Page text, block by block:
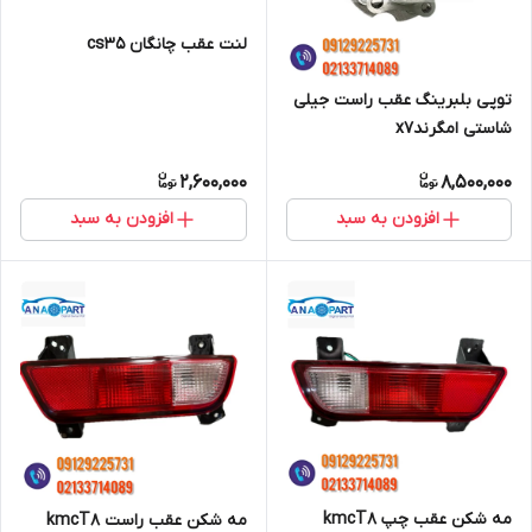
توپی بلبرینگ عقب راست جیلی
شاستی امگرندx7
8,500,000
افزودن به سبد
لنت عقب چانگان cs35
2,600,000
افزودن به سبد
مه شکن عقب چپ kmcT8 مه شکن عقب راست kmcT8